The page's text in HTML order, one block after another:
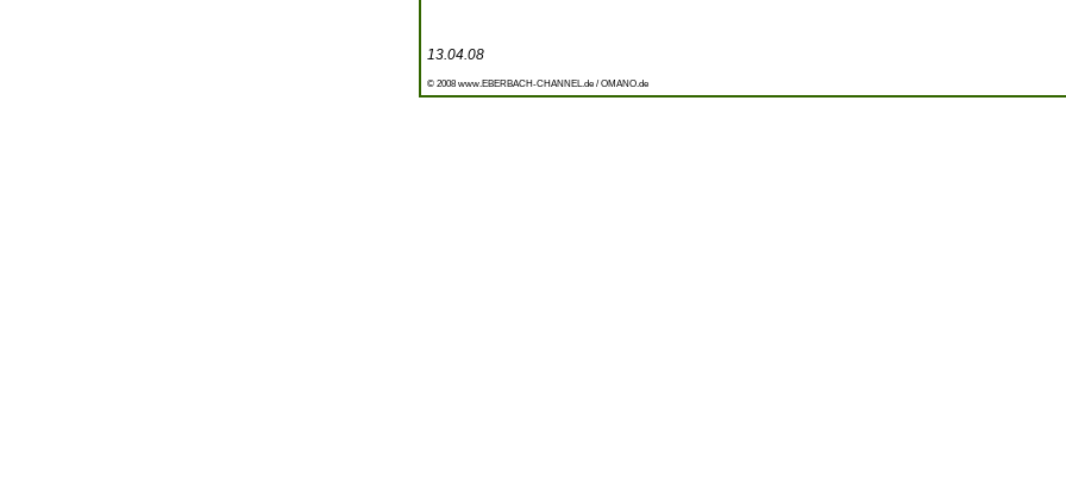
13.04.08
© 2008 www.EBERBACH-CHANNEL.de / OMANO.de